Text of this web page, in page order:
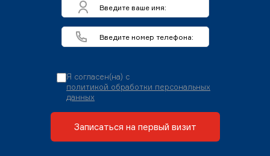
Я согласен(на) с
политикой обработки персональных
данных
Записаться на первый визит